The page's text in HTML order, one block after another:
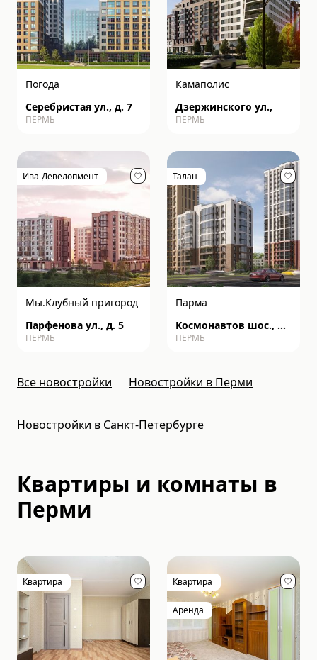
Погода
Серебристая ул., д. 7
ПЕРМЬ
Камаполис
Дзержинского ул.,
ПЕРМЬ
Ива-Девелопмент
Мы.Клубный пригород
Парфенова ул., д. 5
ПЕРМЬ
Талан
Парма
Космонавтов шос., д.
162к
ПЕРМЬ
Все новостройки Новостройки в Перми
Новостройки в Санкт-Петербурге
Квартиры и комнаты в
Перми
Квартира Квартира
Аренда